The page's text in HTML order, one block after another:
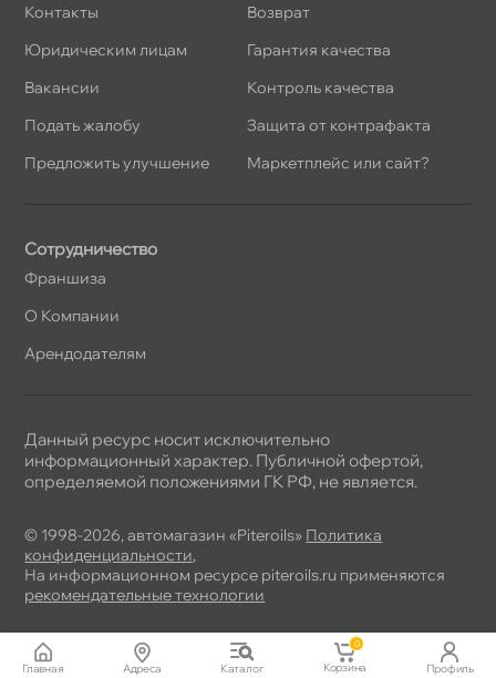
Контакты
Юридическим лицам
акансии
Подать жалобу
Предложить улучшение
озврат
Гарантия качества
Контроль качества
Защита от контрафакта
Маркетплейс или сайт?
Сотрудничество
Франшиза
О Компании
Арендодателям
© 1998-2026, автомагазин «Piteroils» Политика
конфиденциальности,
На информационном ресурсе piteroils.ru применяются
рекомендательные технологии
Данный ресурс носит исключительно
информационный характер. Публичной офертой,
определяемой положениями ГК РФ, не является.
Главная Адреса Катало
0
Корзина Профиль